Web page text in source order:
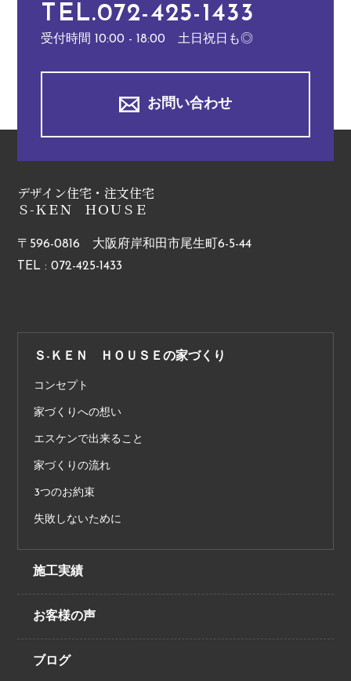
TEL.072-425-1433
受付時間 10:00 - 18:00 土日祝日も◎
お問い合わせ
デザイン住宅・注文住宅
Ｓ-ＫＥＮ ＨＯＵＳＥ
〒596-0816 大阪府岸和田市尾生町6-5-44
TEL : 072-425-1433
Ｓ-ＫＥＮ ＨＯＵＳＥの家づくり
コンセプト
家づくりへの想い
エスケンで出来ること
家づくりの流れ
3つのお約束
失敗しないために
施工実績
お客様の声
ブログ